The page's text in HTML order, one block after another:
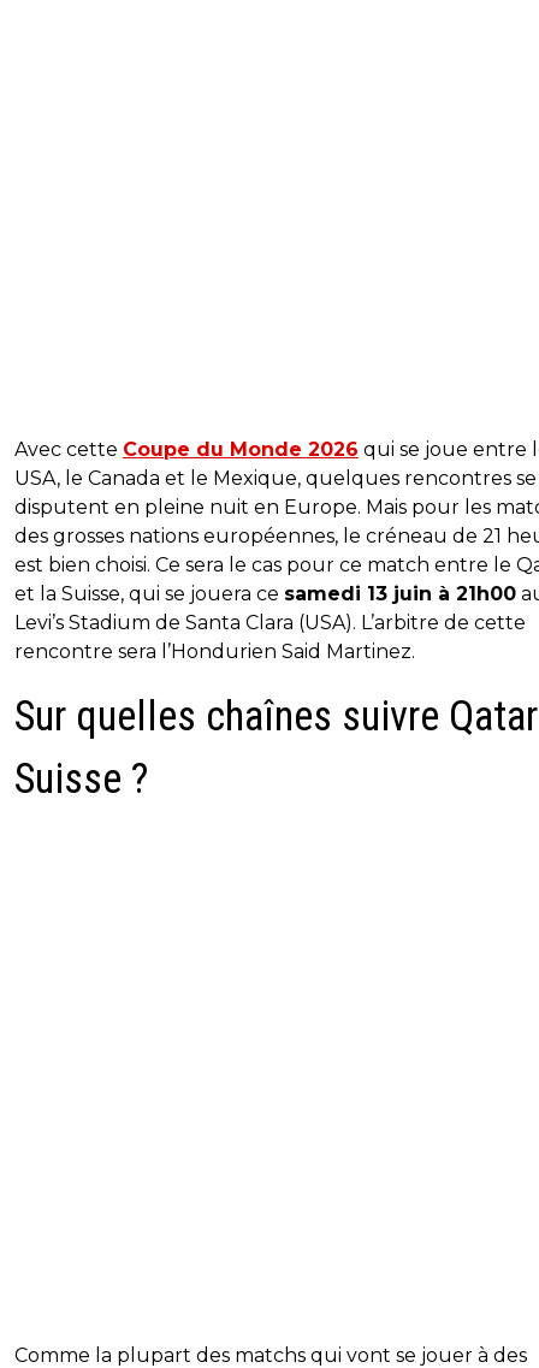
Avec cette Coupe du Monde 2026 qui se joue entre
USA, le Canada et le Mexique, quelques rencontres se
disputent en pleine nuit en Europe. Mais pour les
des grosses nations européennes, le créneau de 21
est bien choisi. Ce sera le cas pour ce match entre le
et la Suisse, qui se jouera ce samedi 13 juin à 21h00
Levi’s Stadium de Santa Clara (USA). L’arbitre de cette
rencontre sera l’Hondurien Said Martinez.
Sur quelles chaînes suivre
Suisse ?
Comme la plupart des matchs qui vont se jouer à des